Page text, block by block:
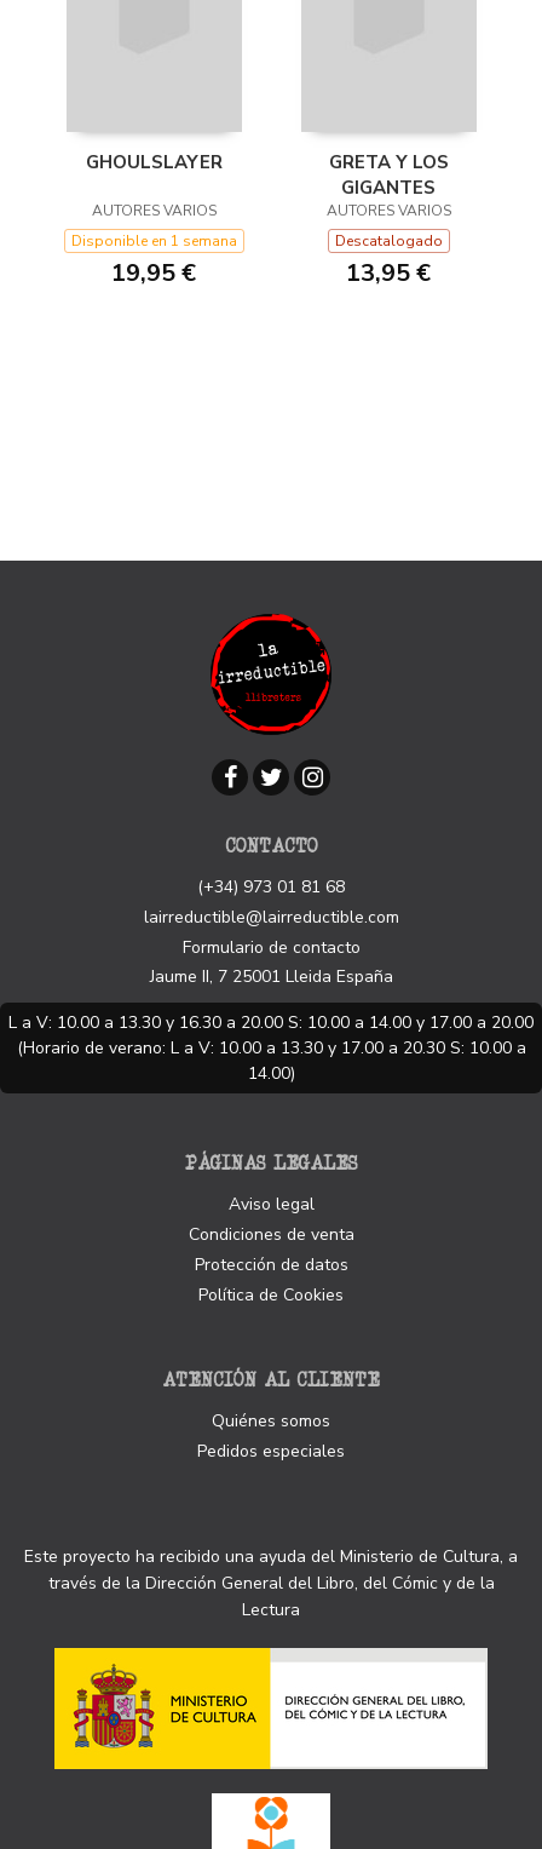
GHOULSLAYER
AUTORES VARIOS
Disponible en 1 semana
19,95 €
GRETA Y LOS
GIGANTES
AUTORES VARIOS
Descatalogado
13,95 €
CONTACTO
(+34) 973 01 81 68
lairreductible@lairreductible.com
Formulario de contacto
Jaume II, 7 25001 Lleida España
L a V: 10.00 a 13.30 y 16.30 a 20.00 S: 10.00 a 14.00 y 17.00 a 20.00
(Horario de verano: L a V: 10.00 a 13.30 y 17.00 a 20.30 S: 10.00 a
14.00)
PÁGINAS LEGALES
Aviso legal
Condiciones de venta
Protección de datos
Política de Cookies
ATENCIÓN AL CLIENTE
Quiénes somos
Pedidos especiales
Este proyecto ha recibido una ayuda del Ministerio de Cultura, a
través de la Dirección General del Libro, del Cómic y de la
Lectura